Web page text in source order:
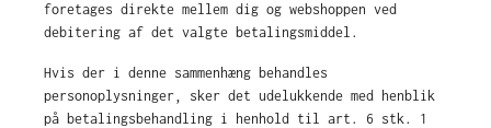
foretages direkte mellem dig og webshoppen ved
debitering af det valgte betalingsmiddel.
Hvis der i denne sammenhæng behandles
personoplysninger, sker det udelukkende med henblik
på betalingsbehandling i henhold til art. 6 stk. 1